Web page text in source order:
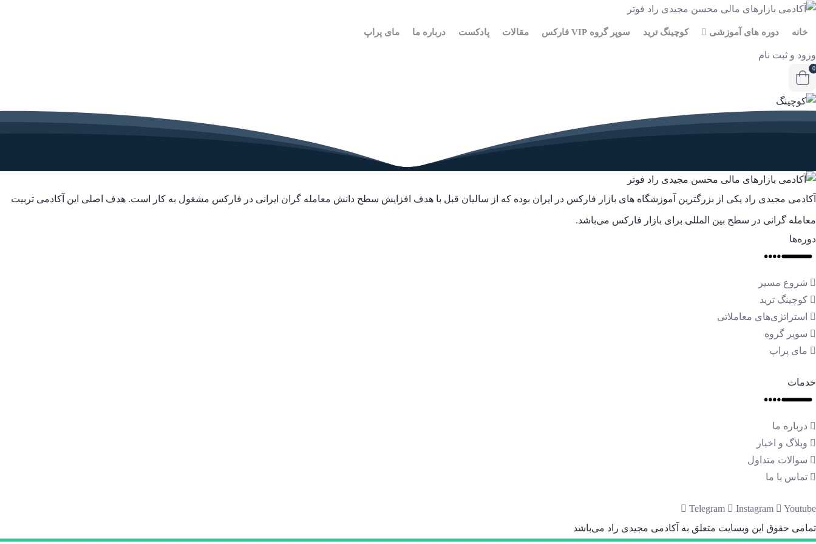
خانه دوره های آموزشی کوچینگ ترید سوپر گروه VIP فارکس مقالات پادکست درباره ما مای پراپ
ورود و ثبت نام
0
آکادمی مجیدی راد یکی از بزرگترین آموزشگاه های بازار فارکس در ایران بوده که از سالیان قبل با هدف افزایش سطح دانش معامله گران ایرانی در فارکس مشغول به کار است. هدف اصلی این آکادمی تربیت
معامله گرانی در سطح بین المللی برای بازار فارکس می‌باشد.
دوره‌ها
شروع مسیر
کوچینگ ترید
استراتژی‌های معاملاتی
سوپر گروه
مای پراپ
خدمات
درباره ما
وبلاگ و اخبار
سوالات متداول
تماس با ما
Telegram Instagram
Youtube
تمامی حقوق این وبسایت متعلق به آکادمی مجیدی راد می‌باشد